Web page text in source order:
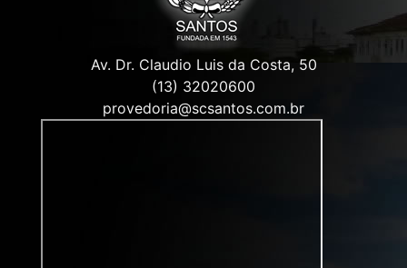
Av. Dr. Claudio Luis da Costa, 50
(13) 32020600
provedoria@scsantos.com.br